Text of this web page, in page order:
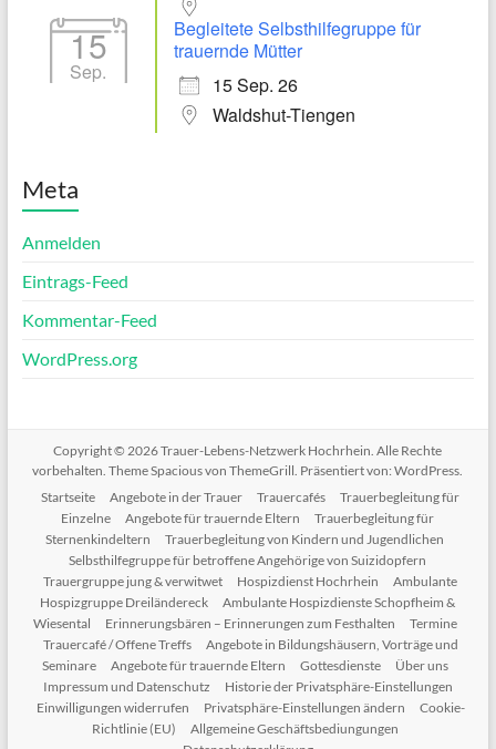
15
Sep.
Begleitete Selbsthilfegruppe für
trauernde Mütter
15 Sep. 26
Waldshut-Tiengen
Meta
Anmelden
Eintrags-Feed
Kommentar-Feed
WordPress.org
Copyright © 2026Trauer-Lebens-Netzwerk Hochrhein . Alle Rechte
vorbehalten. ThemeSpaciousvon ThemeGrill. Präsentiert von:WordPress
Startseite
Angebote in der Trauer Trauercafés
Trauerbegleitung für
Einzelne
Angebote für trauernde Eltern
Trauerbegleitung für
Sternenkindeltern
Trauerbegleitung von Kindern und Jugendlichen
Selbsthilfegruppe für betroffene Angehörige von Suizidopfern
Trauergruppe jung & verwitwet
Hospizdienst Hochrhein
Ambulante
Hospizgruppe Dreiländereck
Ambulante Hospizdienste Schopfheim &
Wiesental
Erinnerungsbären – Erinnerungen zum Festhalten
Termine
Trauercafé / Offene Treffs
Angebote in Bildungshäusern, Vorträge und
Seminare
Angebote für trauernde Eltern Gottesdienste
Über uns
Impressum und Datenschutz
Historie der Privatsphäre-Einstellungen
Einwilligungen widerrufen
Privatsphäre-Einstellungen ändern
Cookie-
Richtlinie (EU)
Allgemeine Geschäftsbediungungen